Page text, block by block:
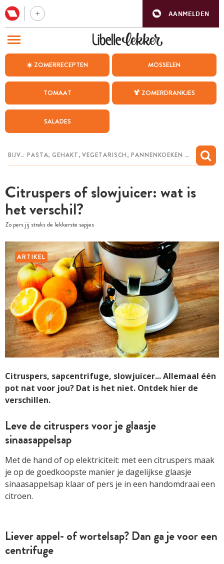
AANMELDEN
☀️ ZOMERRECEPTEN MOSSELEN
TOMAAT 🍹 ZOMERDRANKJES
SALADES
Citruspers of slowjuicer: wat is
het verschil?
Zo pers jij straks de lekkerste sapjes
ARTIKEL
Citruspers, sapcentrifuge, slowjuicer... Allemaal één
pot nat voor jou? Dat is het niet. Ontdek hier de
verschillen.
Leve de citruspers voor je glaasje
sinaasappelsap
Met de hand of op elektriciteit: met een citruspers maak
je op de goedkoopste manier je dagelijkse glaasje
sinaasappelsap klaar of pers je in een handomdraai een
citroen.
Liever appel- of wortelsap? Dan ga je voor een
centrifuge
BEZOEK ONZE ANDERE WEBSITES
WEEKMENU
CHAT MET MAIA
MIJN BEWAARDE RECEPTEN